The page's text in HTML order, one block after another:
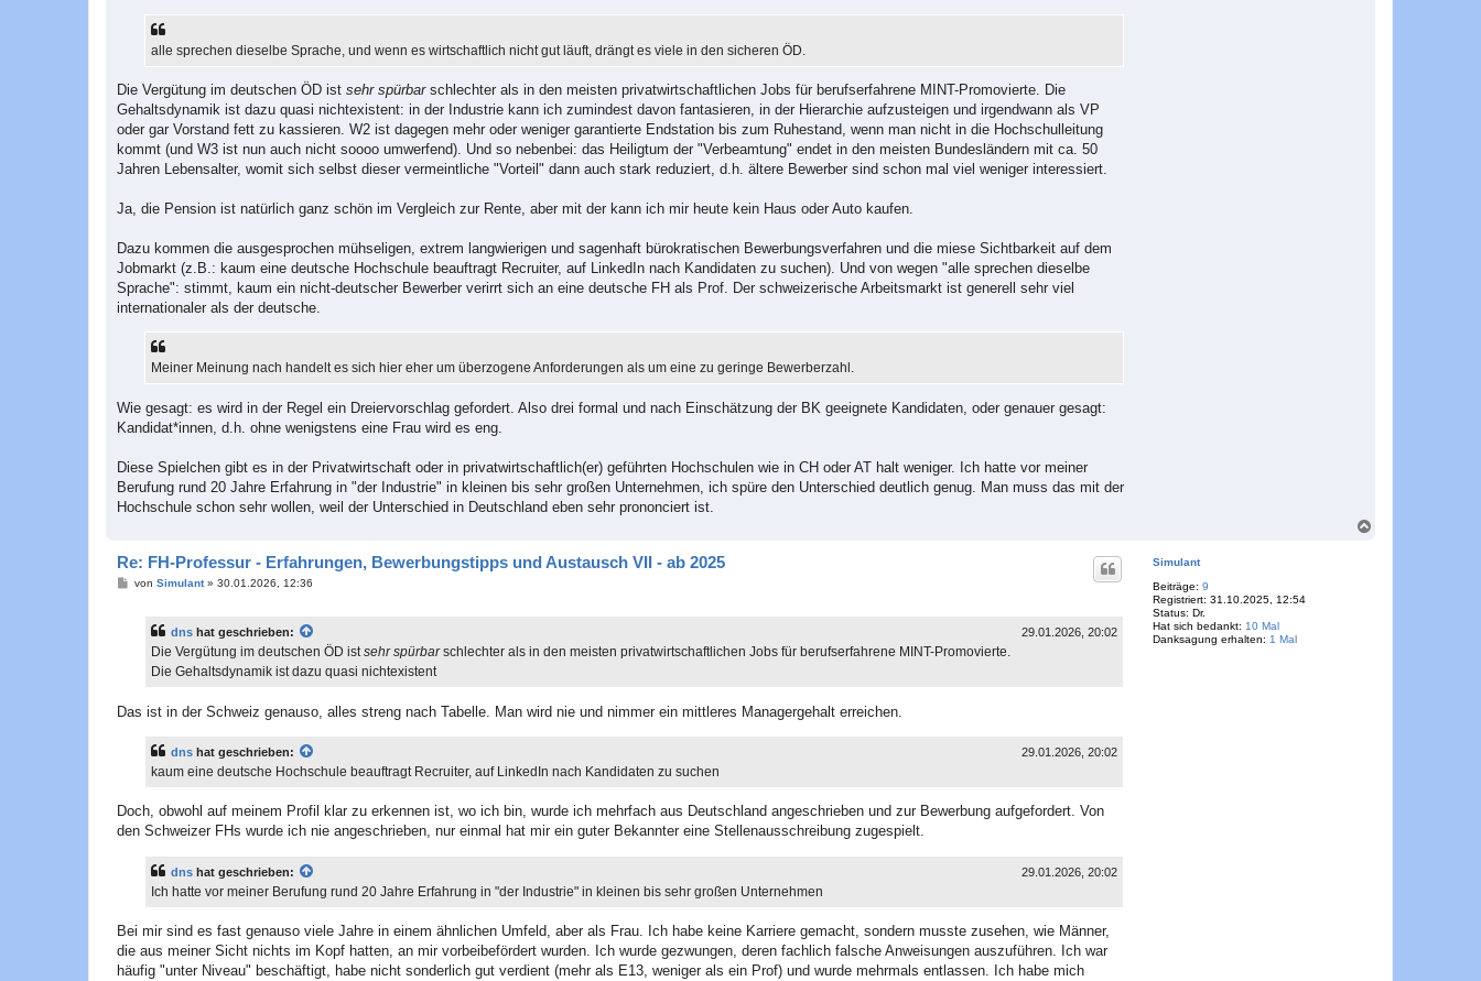
alle sprechen dieselbe Sprache, und wenn es wirtschaftlich nicht gut läuft, drängt es viele in den sicheren ÖD.
Die Vergütung im deutschen ÖD ist sehr spürbarschlechter als in den meisten privatwirtschaftlichen Jobs für berufserfahrene MINT-Promovierte. Die
Gehaltsdynamik ist dazu quasi nichtexistent: in der Industrie kann ich zumindest davon fantasieren, in der Hierarchie aufzusteigen und irgendwann als VP
oder gar Vorstand fett zu kassieren. W2 ist dagegen mehr oder weniger garantierte Endstation bis zum Ruhestand, wenn man nicht in die Hochschulleitung
kommt (und W3 ist nun auch nicht soooo umwerfend). Und so nebenbei: das Heiligtum der "Verbeamtung" endet in den meisten Bundesländern mit ca. 50
Jahren Lebensalter, womit sich selbst dieser vermeintliche "Vorteil" dann auch stark reduziert, d.h. ältere Bewerber sind schon mal viel weniger interessiert.
Ja, die Pension ist natürlich ganz schön im Vergleich zur Rente, aber mit der kann ich mir heute kein Haus oder Auto kaufen.
Dazu kommen die ausgesprochen mühseligen, extrem langwierigen und sagenhaft bürokratischen Bewerbungsverfahren und die miese Sichtbarkeit auf dem
Jobmarkt (z.B.: kaum eine deutsche Hochschule beauftragt Recruiter, auf LinkedIn nach Kandidaten zu suchen). Und von wegen "alle sprechen dieselbe
Sprache": stimmt, kaum ein nicht-deutscher Bewerber verirrt sich an eine deutsche FH als Prof. Der schweizerische Arbeitsmarkt ist generell sehr viel
internationaler als der deutsche.
Meiner Meinung nach handelt es sich hier eher um überzogene Anforderungen als um eine zu geringe Bewerberzahl.
Wie gesagt: es wird in der Regel ein Dreiervorschlag gefordert. Also drei formal und nach Einschätzung der BK geeignete Kandidaten, oder genauer gesagt:
Kandidat*innen, d.h. ohne wenigstens eine Frau wird es eng.
Diese Spielchen gibt es in der Privatwirtschaft oder in privatwirtschaftlich(er) geführten Hochschulen wie in CH oder AT halt weniger. Ich hatte vor meiner
Berufung rund 20 Jahre Erfahrung in "der Industrie" in kleinen bis sehr großen Unternehmen, ich spüre den Unterschied deutlich genug. Man muss das mit der
Hochschule schon sehr wollen, weil der Unterschied in Deutschland eben sehr prononciert ist.
Simulant
Beiträge: 9
Registriert: 31.10.2025, 12:54
Status: Dr.
Hat sich bedankt: 10 Mal
Danksagung erhalten: 1 Mal
Re: FH-Professur - Erfahrungen, Bewerbungstipps und Austausch VII - ab 2025
Bvon Simulant» 30.01.2026, 12:36
dns hat geschrieben: 29.01.2026, 20:02
Die Vergütung im deutschen ÖD istsehr spürbarschlechter als in den meisten privatwirtschaftlichen Jobs für berufserfahrene MINT-Promovierte.
Die Gehaltsdynamik ist dazu quasi nichtexistent
Das ist in der Schweiz genauso, alles streng nach Tabelle. Man wird nie und nimmer ein mittleres Managergehalt erreichen.
dns hat geschrieben: 29.01.2026, 20:02
kaum eine deutsche Hochschule beauftragt Recruiter, auf LinkedIn nach Kandidaten zu suchen
Doch, obwohl auf meinem Profil klar zu erkennen ist, wo ich bin, wurde ich mehrfach aus Deutschland angeschrieben und zur Bewerbung aufgefordert. Von
den Schweizer FHs wurde ich nie angeschrieben, nur einmal hat mir ein guter Bekannter eine Stellenausschreibung zugespielt.
dns hat geschrieben: 29.01.2026, 20:02
Ich hatte vor meiner Berufung rund 20 Jahre Erfahrung in "der Industrie" in kleinen bis sehr großen Unternehmen
Bei mir sind es fast genauso viele Jahre in einem ähnlichen Umfeld, aber als Frau. Ich habe keine Karriere gemacht, sondern musste zusehen, wie Männer,
die aus meiner Sicht nichts im Kopf hatten, an mir vorbeibefördert wurden. Ich wurde gezwungen, deren fachlich falsche Anweisungen auszuführen. Ich war
häufig "unter Niveau" beschäftigt, habe nicht sonderlich gut verdient (mehr als E13, weniger als ein Prof) und wurde mehrmals entlassen. Ich habe mich